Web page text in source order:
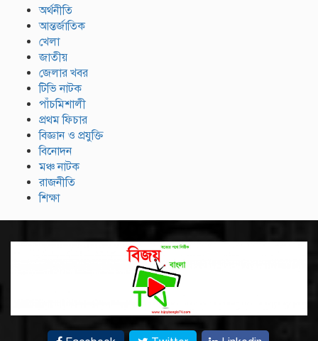
অর্থনীতি
আন্তর্জাতিক
খেলা
জাতীয়
জেলার খবর
টিভি নাটক
পাঁচমিশালী
প্রথম ফিচার
বিজ্ঞান ও প্রযুক্তি
বিনোদন
মঞ্চ নাটক
রাজনীতি
শিক্ষা